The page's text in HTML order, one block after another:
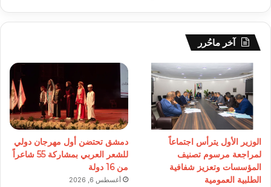
آخر ماحُرر
الوزير الأول يترأس اجتماعاً
لمراجعة مرسوم تصنيف
المؤسسات وتعزيز شفافية
الطلبية العمومية
دمشق تحتضن أول مهرجان دولي
للشعر العربي بمشاركة 55 شاعراً
من 16 دولة
أغسطس 6, 2026